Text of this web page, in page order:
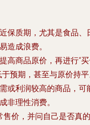
保质期，尤其是食品、
造成浪费。
高商品原价，再进行“
预期，甚至与原价持
或利润较高的商品，可
非理性消费。
价，并问自己是否真的